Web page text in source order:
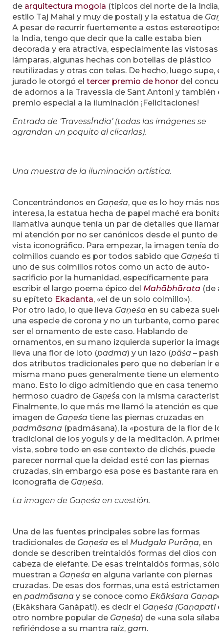
de arquitectura mogola (típicos del norte de la India,
estilo Taj Mahal y muy de postal) y la estatua de
A pesar de recurrir fuertemente a estos
la India, tengo que decir que la calle estaba bien
decorada y era atractiva, especialmente las vistosas
lámparas, algunas hechas con botellas de plástico
reutilizadas y otras con telas. De hecho, luego supe,
jurado le otorgó el tercer premio de honor del
de adornos a la Travessia de Sant Antoni y también
premio especial a la iluminación ¡Felicitaciones!
Entrada de ‘TravessÍndia’ (todas las imágenes se
agrandan un poquito al clicarlas).
Una muestra de la iluminación artística.
Concentrándonos en Gaṇeśa, que es lo hoy más
interesa, la estatua hecha de papel maché era
llamativa aunque tenía un par de detalles que
mi atención por no ser canónicos desde el punto de
vista iconográfico. Para empezar, la imagen tenía
colmillos cuando es por todos sabido que Gaṇeśa
uno de sus colmillos rotos como un acto de auto-
sacrificio por la humanidad, específicamente para
escribir el largo poema épico del Mahābhārata (de
su epíteto Ekadanta, «el de un solo colmillo»).
Por otro lado, lo que lleva Gaṇeśa en su cabeza
una especie de corona y no un turbante, como
ser el ornamento de este caso. Hablando de
ornamentos, en su mano izquierda superior la
lleva una flor de loto (padma) y un lazo (pāśa –
dos atributos tradicionales pero que no deberían ir
misma mano pues generalmente tiene un
mano. Esto lo digo admitiendo que en casa
hermoso cuadro de Gaṇeśa con la misma
Finalmente, lo que más me llamó la atención es
imagen de Gaṇeśa tiene las piernas cruzadas en
padmāsana (padmásana), la «postura de la flor de
tradicional de los yoguis y de la meditación. A
vista, sobre todo en ese contexto de clichés, puede
parecer normal que la deidad esté con las piernas
cruzadas, sin embargo esa pose es bastante rara
iconografía de Gaṇeśa.
La imagen de Gaṇeśa en cuestión.
Una de las fuentes principales sobre las formas
tradicionales de Gaṇeśa es el Mudgala Purāṇa, en
donde se describen treintaidós formas del dios con
cabeza de elefante. De esas treintaidós formas,
muestran a Gaṇeśa en alguna variante con piernas
cruzadas. De esas dos formas, una está
en padmāsana y se conoce como Ekākśara
(Ekákshara Ganápati), es decir el Gaṇeśa (Gaṇapati
otro nombre popular de Gaṇeśa) de «una sola
refiriéndose a su mantra raíz, gam.